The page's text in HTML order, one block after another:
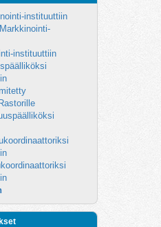
instituuttiin
instituuttiin